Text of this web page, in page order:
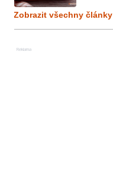
Zobrazit všechny články
Reklama